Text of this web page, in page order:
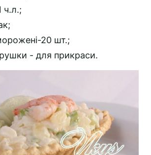
ч.л.;
20 шт.;
- для прикраси.